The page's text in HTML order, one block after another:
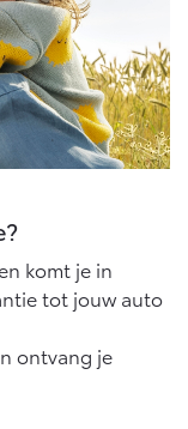
ELEKTRISCH
BATTERIJ-
komt je in
tot jouw auto
ontvang je